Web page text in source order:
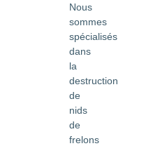
Nous
sommes
spécialisés
dans
la
destruction
de
nids
de
frelons